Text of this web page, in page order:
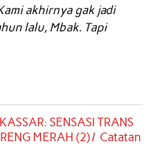
akhirnya gak jadi
lalu, Mbak. Tapi
SENSASI TRANS
MERAH (2) / Catatan